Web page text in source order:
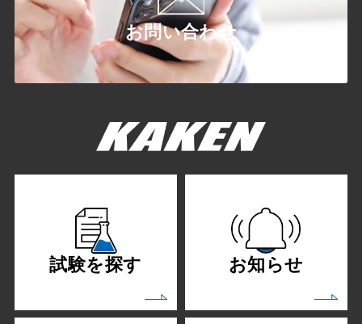
お問い合わせ
試験を探す お知らせ